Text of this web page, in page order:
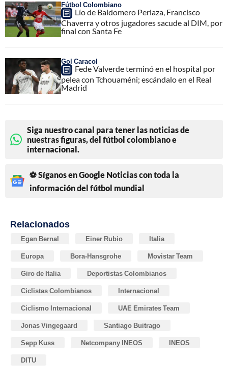
Fútbol Colombiano
Lío de Baldomero Perlaza, Francisco
Chaverra y otros jugadores sacude al DIM, por
final con Santa Fe
Gol Caracol
Fede Valverde terminó en el hospital por
pelea con Tchouaméni; escándalo en el Real
Madrid
Siga nuestro canal para tener las noticias de
nuestras figuras, del fútbol colombiano e
internacional.
⚽ Síganos en Google Noticias con toda la
información del fútbol mundial
Relacionados
Egan Bernal Einer Rubio Italia
Europa Bora-Hansgrohe Movistar Team
Giro de Italia Deportistas Colombianos
Ciclistas Colombianos Internacional
Ciclismo Internacional UAE Emirates Team
Jonas Vingegaard Santiago Buitrago
Sepp Kuss Netcompany INEOS INEOS
DITU